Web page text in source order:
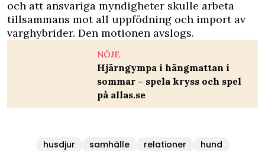
och att ansvariga myndigheter skulle arbeta
tillsammans mot all uppfödning och import av
varghybrider. Den motionen avslogs.
NÖJE
Hjärngympa i hängmattan i
sommar – spela kryss och spel
på allas.se
husdjur samhälle relationer hund